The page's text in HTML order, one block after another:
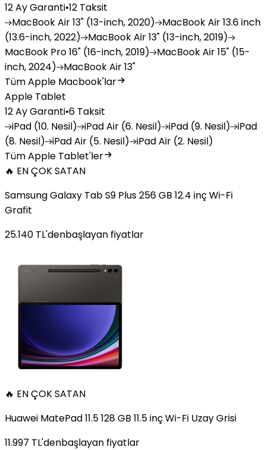
12 Ay Garanti•12 Taksit
MacBookAir 13" (13-inch, 2020) MacBookAir 13.6 inch
(13.6-inch, 2022)
MacBookAir 13" (13-inch, 2019)
MacBook Pro 16" (16-inch, 2019) MacBookAir 15" (15-
inch, 2024)
MacBookAir 13"
Tüm Apple Macbook'lar
Apple Tablet
12 Ay Garanti•6 Taksit
iPad (10. Nesil) iPadAir (6. Nesil) iPad (9. Nesil) iPad
(8. Nesil) iPadAir (5. Nesil) iPadAir (2. Nesil)
Tüm Apple Tablet'ler
🔥 EN ÇOK SATAN
Samsung Galaxy Tab S9 Plus 256 GB 12.4 inç Wi-Fi
Grafit
25.140 TL'denbaşlayan fiyatlar
🔥 EN ÇOK SATAN
Huawei MatePad 11.5 128 GB 11.5 inç Wi-Fi Uzay Grisi
11.997 TL'denbaşlayan fiyatlar